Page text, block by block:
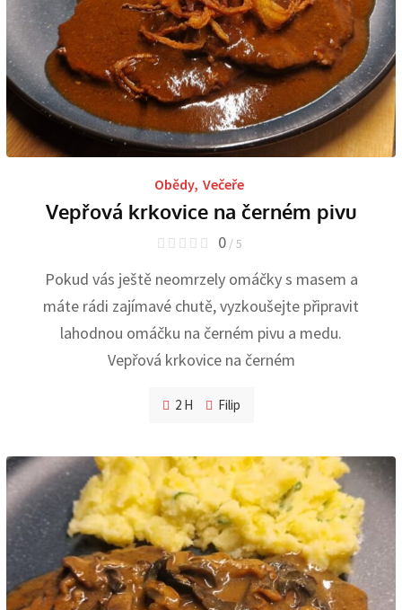
Obědy, Večeře
Vepřová krkovice na černém pivu
0 / 5
Pokud vás ještě neomrzely omáčky s masem a
máte rádi zajímavé chutě, vyzkoušejte připravit
lahodnou omáčku na černém pivu a medu.
Vepřová krkovice na černém
2 H Filip